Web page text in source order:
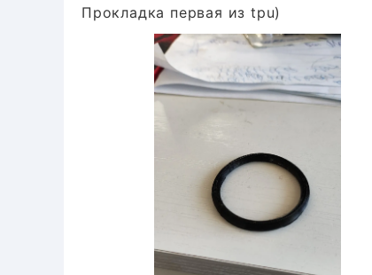
Прокладка первая из tpu)